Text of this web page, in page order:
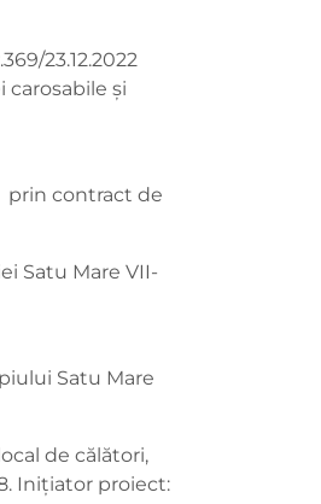
23.12.2022
carosabile şi
prin contract de
Satu Mare VII-
Satu Mare
de călători,
Inițiator proiect: